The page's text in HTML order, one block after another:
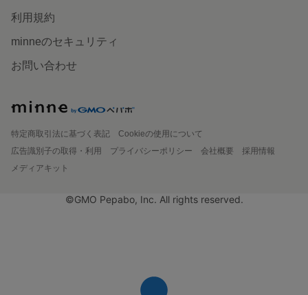
利用規約
minneのセキュリティ
お問い合わせ
特定商取引法に基づく表記
Cookieの使用について
広告識別子の取得・利用
プライバシーポリシー 会社概要
採用情報
メディアキット
©GMO Pepabo, Inc. All rights reserved.